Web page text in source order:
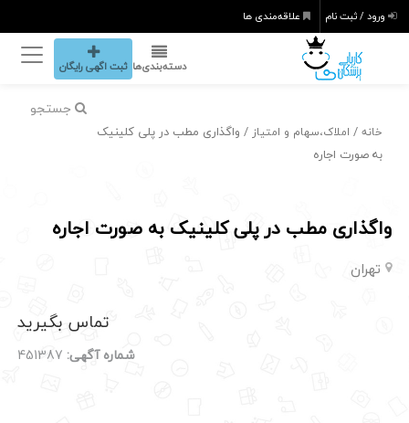
ورود / ثبت نام علاقه‌مندی ها
دسته‌بندی‌ها ثبت اگهی رایگان
جستجو
خانه / املاک،سهام و امتیاز / واگذاری مطب در پلی کلینیک
به صورت اجاره
واگذاری مطب در پلی کلینیک به صورت اجاره
تهران
تماس بگیرید
شماره آگهی: 451387